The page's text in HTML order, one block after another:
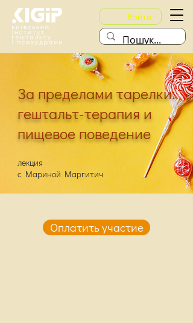
Войти
За пределами тарелки:
гештальт-терапия и
пищевое поведение
лекция
с Мариной Маргитич
Оплатить участие